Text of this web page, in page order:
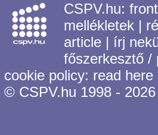
CSPV.hu:
mellékletek |
article | írj
főszerkesztő
cookie policy: read here
© CSPV.hu 1998 - 2026